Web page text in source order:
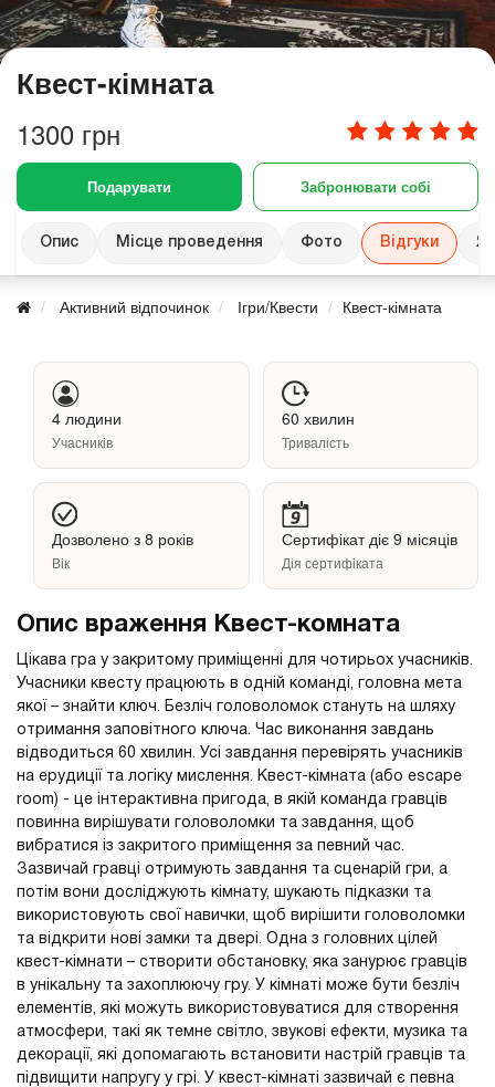
Квест-кімната
1300 грн
Подарувати Забронювати собі
Опис Місце проведення Фото Відгуки
Активний відпочинок Ігри/Квести Квест-кімната
4 людини
Учасників
60 хвилин
Тривалість
Дозволено з 8 років
Вік
Сертифікат діє 9 місяців
Дія сертифіката
Опис враження Квест-комната
Цікава гра у закритому приміщенні для чотирьох учасників.
Учасники квесту працюють в одній команді, головна мета
якої – знайти ключ. Безліч головоломок стануть на шляху
отримання заповітного ключа. Час виконання завдань
відводиться 60 хвилин. Усі завдання перевірять учасників
на ерудиції та логіку мислення. Квест-кімната (або escape
room) - це інтерактивна пригода, в якій команда гравців
повинна вирішувати головоломки та завдання, щоб
вибратися із закритого приміщення за певний час.
Зазвичай гравці отримують завдання та сценарій гри, а
потім вони досліджують кімнату, шукають підказки та
використовують свої навички, щоб вирішити головоломки
та відкрити нові замки та двері. Одна з головних цілей
квест-кімнати – створити обстановку, яка занурює гравців
в унікальну та захоплюючу гру. У кімнаті може бути безліч
елементів, які можуть використовуватися для створення
атмосфери, такі як темне світло, звукові ефекти, музика та
декорації, які допомагають встановити настрій гравців та
підвищити напругу у грі. У квест-кімнаті зазвичай є певна